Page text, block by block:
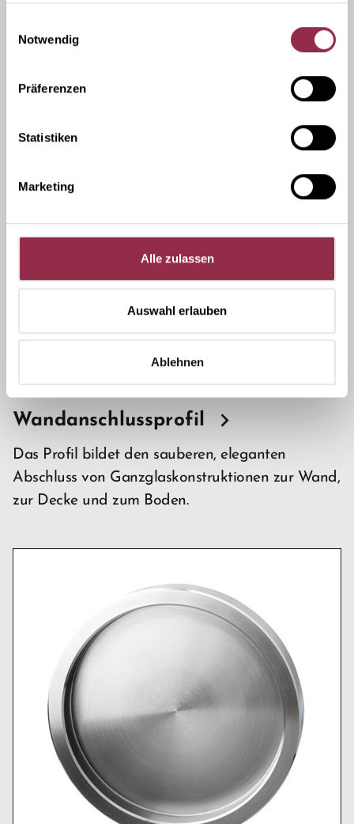
Notwendig
Präferenzen
Statistiken
Marketing
Alle zulassen
Auswahl erlauben
Ablehnen
Wandanschlussprofil
Das Profil bildet den sauberen, eleganten
Abschluss von Ganzglaskonstruktionen zur Wand,
zur Decke und zum Boden.